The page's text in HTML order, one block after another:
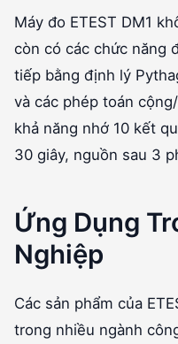
Máy đo ETEST DM1
còn có các chức năng
tiếp bằng định lý
và các phép toán
khả năng nhớ 10 kết
30 giây, nguồn sau 3
Ứng Dụng
Nghiệp
Các sản phẩm của
trong nhiều ngành